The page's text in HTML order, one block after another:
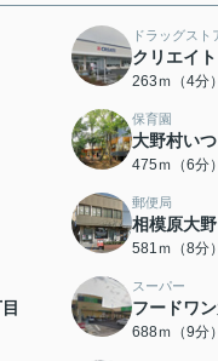
ドラッグスト
クリエイ
263ｍ（4分）
保育園
大野村い
475ｍ（6分）
郵便局
相模原大
581ｍ（8分）
スーパー
フードワ
688ｍ（9分）